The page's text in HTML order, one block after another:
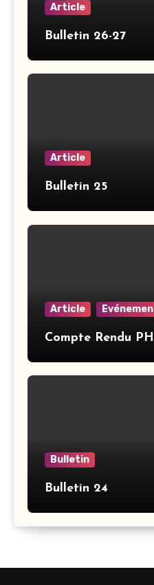
Article
Bulletin 26-27
Article
Bulletin 25
Article
Compte Rendu
Bulletin
Bulletin 24